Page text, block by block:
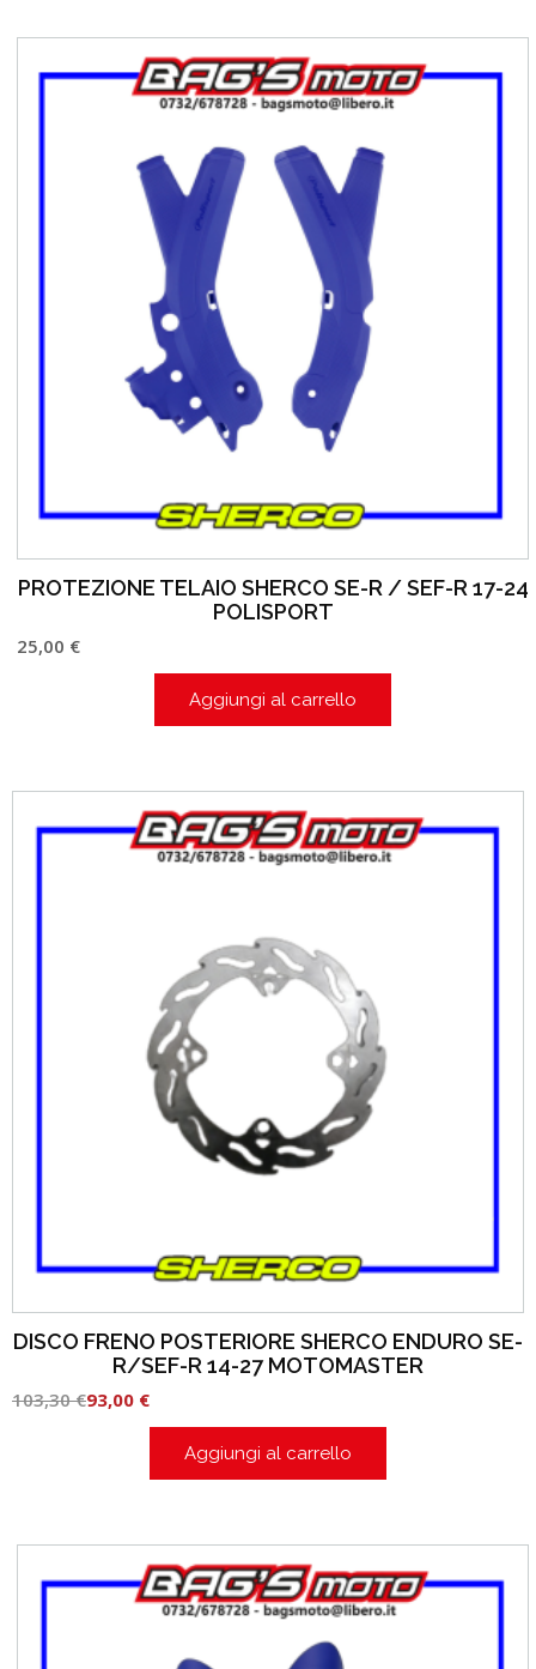
PROTEZIONE TELAIO SHERCO SE-R / SEF-R 17-24
POLISPORT
25,00 €
Aggiungi al carrello
DISCO FRENO POSTERIORE SHERCO ENDURO SE-
R/SEF-R 14-27 MOTOMASTER
103,30€93,00 €
Aggiungi al carrello